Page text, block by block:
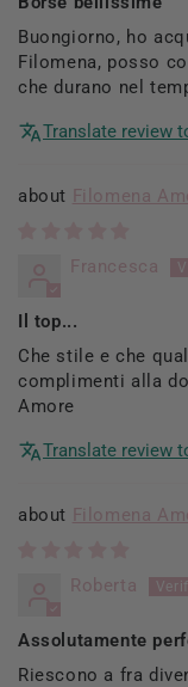
Buongiorno, ho
Filomena, posso
che durano nel
Translate review
Filomena
Francesca
Il top...
Che stile e che
complimenti alla
Amore
Translate review
Filomena
Roberta
Assolutamente
Riescono a fra